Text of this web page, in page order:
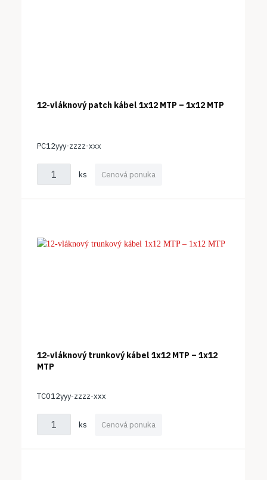
12-vláknový patch kábel 1x12 MTP – 1x12 MTP
PC12yyy-zzzz-xxx
ks Cenová ponuka
12-vláknový trunkový kábel 1x12 MTP – 1x12
MTP
TC012yyy-zzzz-xxx
ks Cenová ponuka